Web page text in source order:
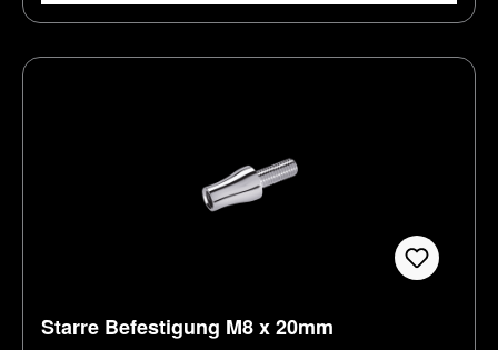
Starre Befestigung M8 x 20mm